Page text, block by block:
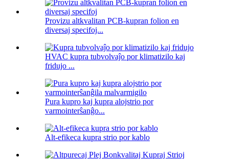
Provizu altkvalitan PCB-kupran folion en
diversaj specifoj...
HVAC kupra tubvolvaĵo por klimatizilo kaj
fridujo ...
Pura kupro kaj kupra alojstrio por
varmointerŝanĝo...
Alt-efikeca kupra strio por kablo